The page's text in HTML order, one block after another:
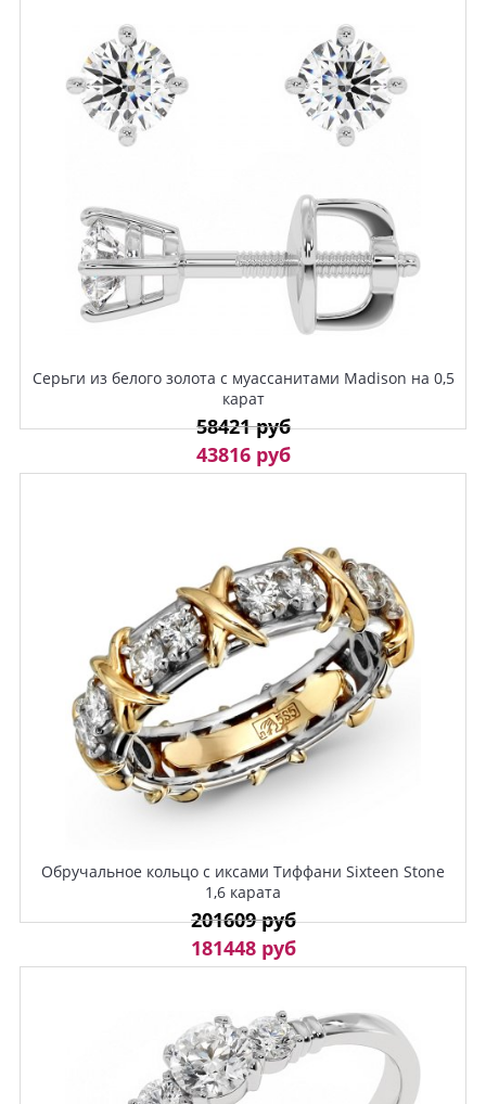
Серьги из белого золота с муассанитами Madison на 0,5
карат
58421 руб
43816 руб
Обручальное кольцо с иксами Тиффани Sixteen Stone
1,6 карата
201609 руб
181448 руб